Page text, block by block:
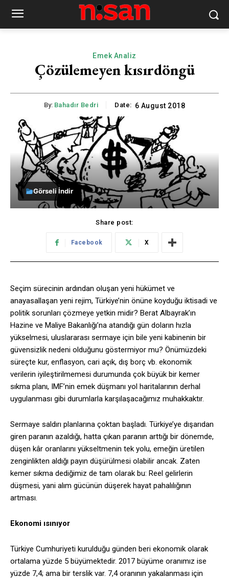
Emek Analiz
Çözülemeyen kısırdöngü
By: Bahadır Bedri Date: 6 August 2018
Görseli İndir
Share post:
Facebook X
Seçim sürecinin ardından oluşan yeni hükümet ve
anayasallaşan yeni rejim, Türkiye’nin önüne koyduğu iktisadi ve
politik sorunları çözmeye yetkin midir? Berat Albayrak’ın
Hazine ve Maliye Bakanlığı’na atandığı gün doların hızla
yükselmesi, uluslararası sermaye için bile yeni kabinenin bir
güvensizlik nedeni olduğunu göstermiyor mu? Önümüzdeki
süreçte kur, enflasyon, cari açık, dış borç vb. ekonomik
verilerin iyileştirilmemesi durumunda çok büyük bir kemer
sıkma planı, IMF’nin emek düşmanı yol haritalarının derhal
uygulanması gibi durumlarla karşılaşacağımız muhakkaktır.
Sermaye saldırı planlarına çoktan başladı. Türkiye’ye dışarıdan
giren paranın azaldığı, hatta çıkan paranın arttığı bir dönemde,
düşen kâr oranlarını yükseltmenin tek yolu, emeğin üretilen
zenginlikten aldığı payın düşürülmesi olabilir ancak. Zaten
kemer sıkma dediğimiz de tam olarak bu: Reel gelirlerin
düşmesi, yani alım gücünün düşerek hayat pahalılığının
artması.
Ekonomi ısınıyor
Türkiye Cumhuriyeti kurulduğu günden beri ekonomik olarak
ortalama yüzde 5 büyümektedir. 2017 büyüme oranımız ise
yüzde 7,4; ama bir terslik var. 7,4 oranının yakalanması için